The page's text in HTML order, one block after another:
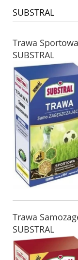
SUBSTRAL
Trawa
SUBSTRAL
Trawa
SUBSTRAL